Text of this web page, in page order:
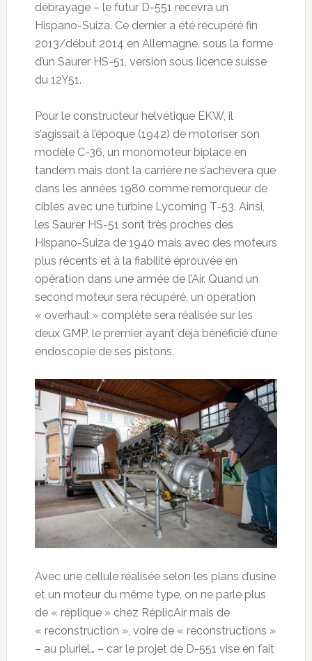
débrayage – le futur D-551 recevra un
Hispano-Suiza. Ce dernier a été récupéré fin
2013/début 2014 en Allemagne, sous la forme
d’un Saurer HS-51, version sous licence suisse
du 12Y51.
Pour le constructeur helvétique EKW, il
s’agissait à l’époque (1942) de motoriser son
modèle C-36, un monomoteur biplace en
tandem mais dont la carrière ne s’achèvera que
dans les années 1980 comme remorqueur de
cibles avec une turbine Lycoming T-53. Ainsi,
les Saurer HS-51 sont très proches des
Hispano-Suiza de 1940 mais avec des moteurs
plus récents et à la fiabilité éprouvée en
opération dans une armée de l’Air. Quand un
second moteur sera récupéré, un opération
« overhaul » complète sera réalisée sur les
deux GMP, le premier ayant déjà bénéficié d’une
endoscopie de ses pistons.
Avec une cellule réalisée selon les plans d’usine
et un moteur du même type, on ne parle plus
de « réplique » chez RéplicAir mais de
« reconstruction », voire de « reconstructions »
– au pluriel… – car le projet de D-551 vise en fait